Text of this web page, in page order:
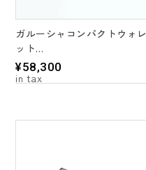
ガルーシャコンパクトウォレ
ット
＊6 color's
¥58,300